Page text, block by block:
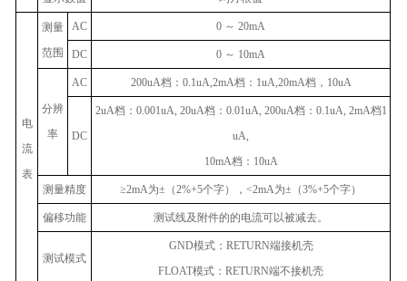
电
流
表
测量
范围
AC 0 ～ 20mA
DC 0 ～ 10mA
分辨
率
AC 200uA档： 0.1uA,2mA档： 1uA,20mA档， 10uA
DC
2uA档： 0.001uA, 20uA档： 0.01uA, 200uA档： 0.1uA, 2mA档1
uA,
10mA档： 10uA
测量精度 ≥2mA为± （2%+5个字），<2mA为± （3%+5个字）
偏移功能 测试线及附件的的电流可以被减去。
测试模式
GND模式： RETURN端接机壳
FLOAT模式：RETURN端不接机壳